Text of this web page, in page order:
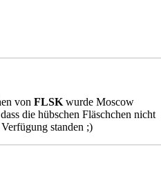
von FLSK wurde Moscow
die hübschen Fläschchen nicht
standen ;)